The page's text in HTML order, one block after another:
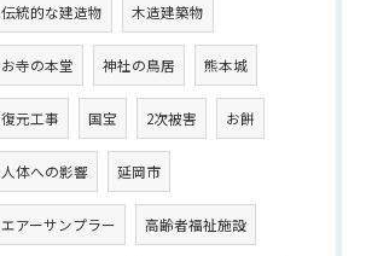
伝統的な建造物 木造建築物
お寺の本堂 神社の鳥居 熊本城
復元工事 国宝 2次被害 お餅
人体への影響 延岡市
エアーサンプラー 高齢者福祉施設